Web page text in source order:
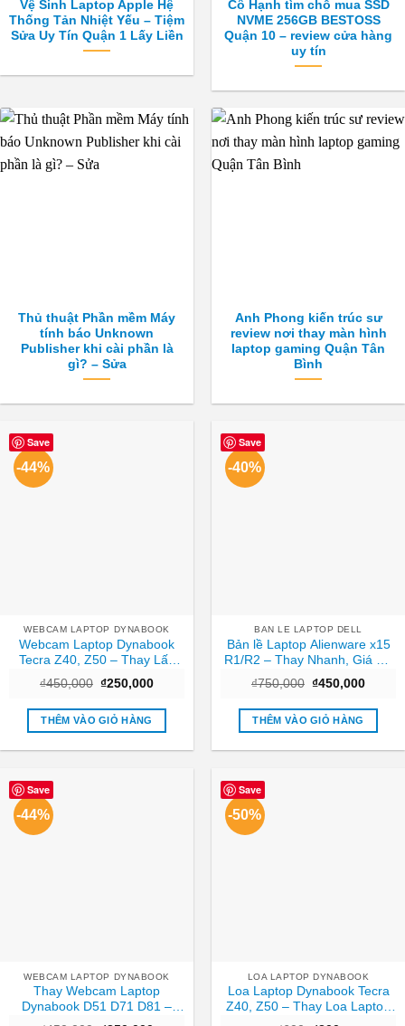
Vệ Sinh Laptop Apple Hệ
Thống Tản Nhiệt Yếu – Tiệm
Sửa Uy Tín Quận 1 Lấy Liền
Cô Hạnh tìm chỗ mua SSD
NVME 256GB BESTOSS
Quận 10 – review cửa hàng
uy tín
Thủ thuật Phần mềm Máy
tính báo Unknown
Publisher khi cài phần là
gì? – Sửa
Anh Phong kiến trúc sư
review nơi thay màn hình
laptop gaming Quận Tân
Bình
Save
-44%
WEBCAM LAPTOP DYNABOOK
Webcam Laptop Dynabook
Tecra Z40, Z50 – Thay Lấy
₫450,000 Giá
là:
₫450,000.
₫250,000Giá
tại
₫250,000.
THÊM VÀO GIỎ HÀNG
Save
-40%
BAN LE LAPTOP DELL
Bản lề Laptop Alienware x15
R1/R2 – Thay Nhanh, Giá Rẻ
₫750,000 Giá
là:
₫750,000.
₫450,000Giá
tại
THÊM VÀO GIỎ HÀNG
Save
-44%
WEBCAM LAPTOP DYNABOOK
Thay Webcam Laptop
Dynabook D51 D71 D81 –
Nhanh chóng Trung tâm
Save
-50%
LOA LAPTOP DYNABOOK
Loa Laptop Dynabook Tecra
Z40, Z50 – Thay Loa Laptop
TPHCM Nhanh, Giá Rẻ